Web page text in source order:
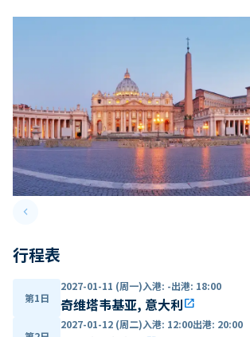
keyboard_arrow_leftPrevious slide
行程表
第1日
2027-01-11 (周一)入港: -出港: 18:00
奇维塔韦基亚, 意大利open_in_new
2027-01-12 (周二)入港: 12:00出港: 20:00